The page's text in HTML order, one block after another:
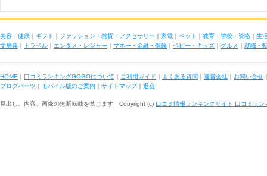
美容・健康 ｜ ギフト ｜ ファッション・雑貨・アクセサリー ｜ 家電 ｜ ペット ｜ 教育・学校・資格 ｜ 生
文房具 ｜ トラベル ｜ エンタメ・レジャー ｜ マネー・金融・保険 ｜ ベビー・キッズ ｜ グルメ ｜ 就職・
HOME ｜ 口コミランキングGOGOについて ｜ ご利用ガイド ｜ よくある質問 ｜ 運営会社 ｜ お問い合せ
ブログパーツ ｜ モバイル版のご案内 ｜ サイトマップ｜ 退会
見出し、内容、画像の無断転載を禁じます Copyright (c) 口コミ情報ランキングサイト 口コミラン